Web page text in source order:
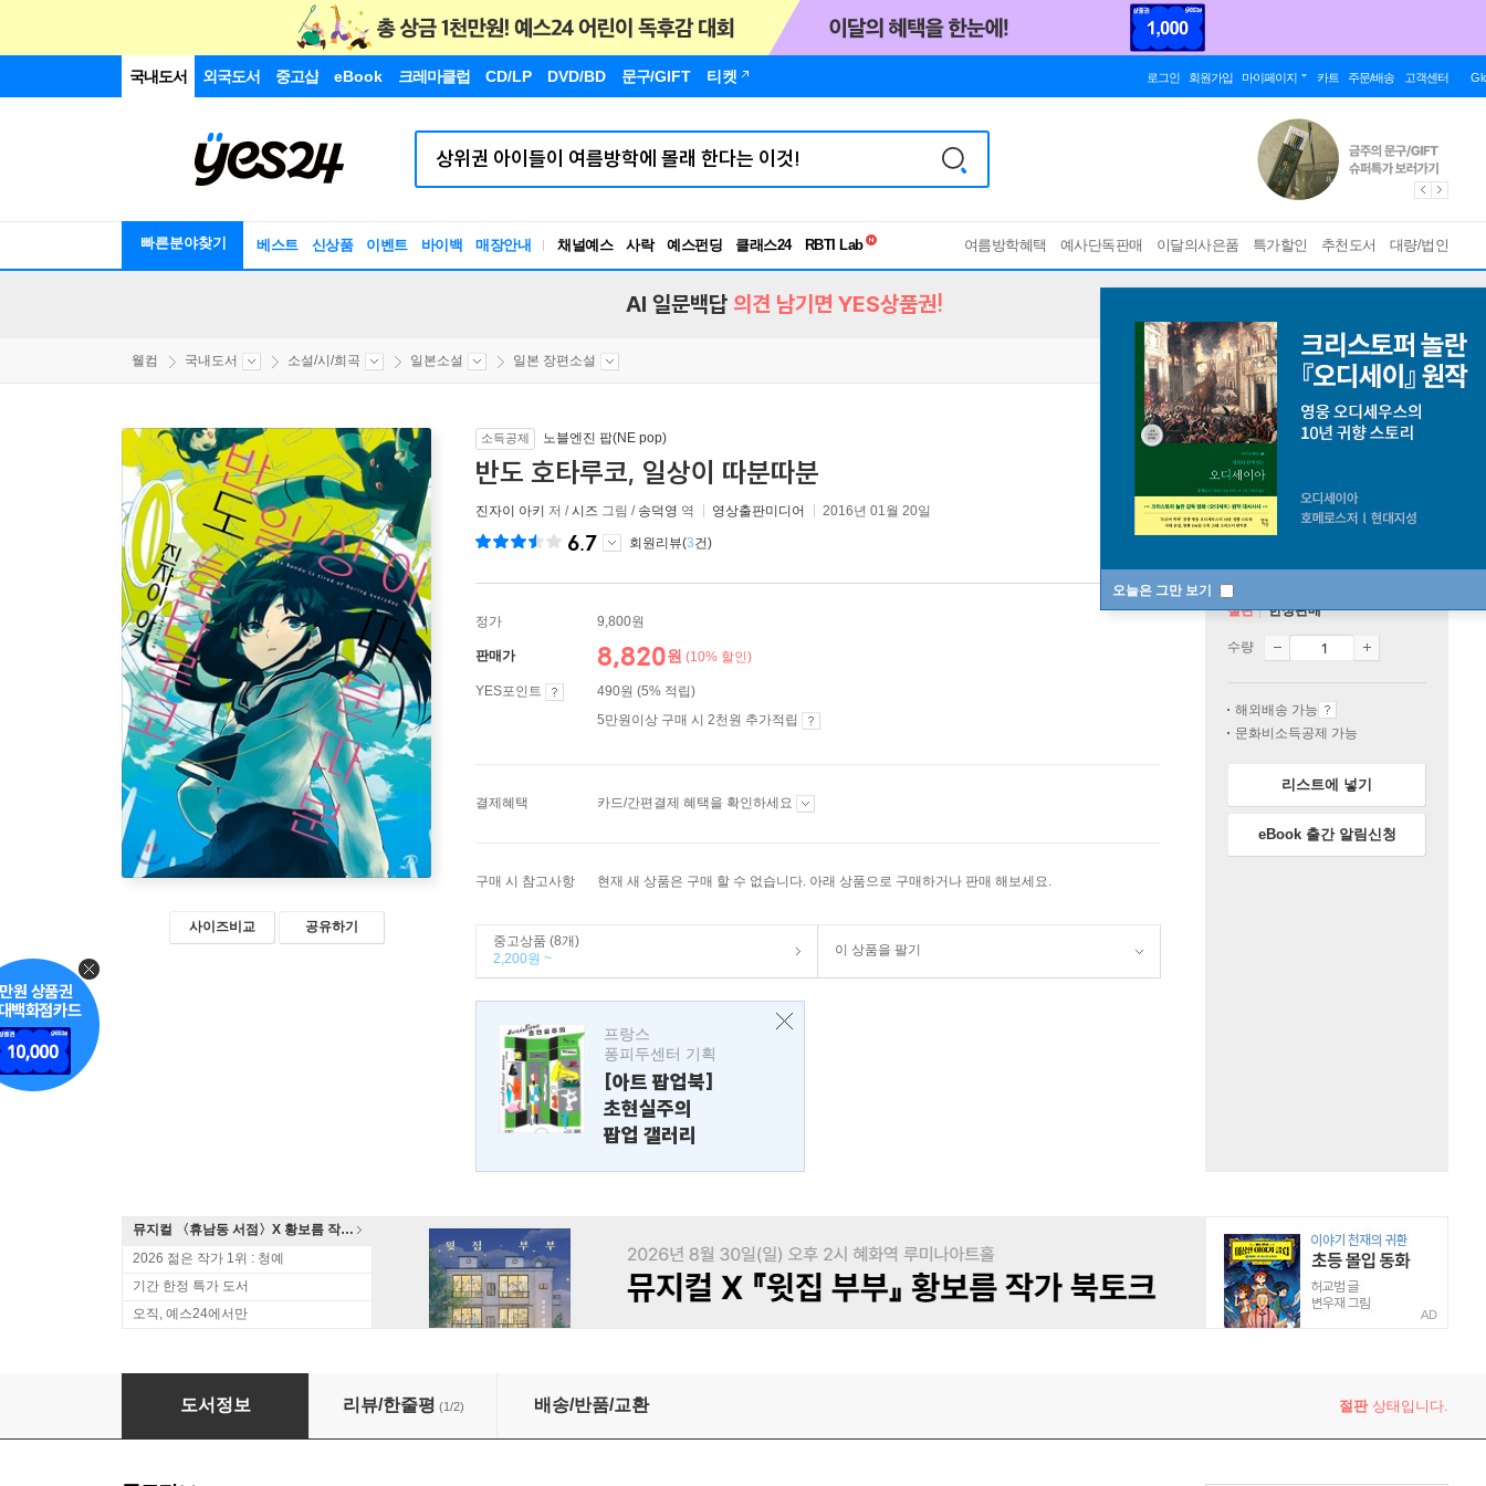
국내도서 외국도서 중고샵 eBook 크레마클럽 CD/LP DVD/BD 문구/GIFT 티켓 로그인 회원가입 마이페이지 카트 주문/배송 고객센터
빠른분야찾기 베스트 신상품 이벤트 바이백 매장안내 채널예스 사락 예스펀딩 클래스24
독서유형검사
여름방학혜택 예사단독판매 이달의사은품 특가할인 추천도서 대량/법인
오늘은 그만 보기
AI 일문백답 의견 남기면 YES상품권!
웰컴 국내도서 소설/시/희곡 일본소설 일본 장편소설
사이즈비교 공유하기
소득공제 노블엔진 팝(NE pop)
반도 호타루코, 일상이 따분따분
진자이 아키 저 /시즈 그림 / 송덕영 역 영상출판미디어 2016년 01월 20일
6.7 회원리뷰(3건)
정가 9,800원
판매가 8,820원 (10% 할인)
YES포인트
490원 (5% 적립)
5만원이상 구매 시 2천원 추가적립
결제혜택 카드/간편결제 혜택을 확인하세요
구매 시 참고사항 현재 새 상품은 구매 할 수 없습니다. 아래 상품으로 구매하거나 판매 해보세요.
중고상품 (8개)
2,200원 ~
이 상품을 팔기
프랑스
퐁피두센터 기획
[아트 팝업북]
초현실주의
팝업 갤러리
절판 한정판매
수량
해외배송 가능
문화비소득공제 가능
리스트에 넣기
eBook 출간 알림신청
뮤지컬 〈휴남동 서점〉X 황보름 작가 북토크
2026 젊은 작가 1위 : 청예
기간 한정 특가 도서
오직, 예스24에서만
AD
반도 호타루코, 일상이 따분따분
도서정보 리뷰/한줄평 (1/2) 배송/반품/교환 절판상태입니다.